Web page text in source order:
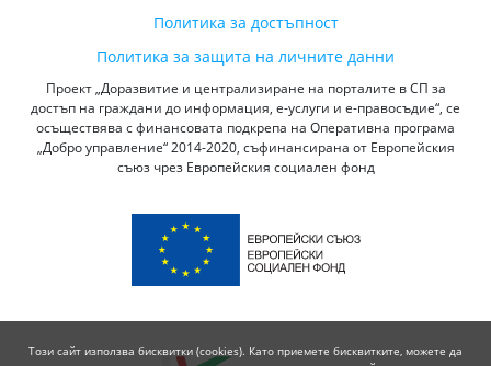
Политика за достъпност
Политика за защита на личните данни
Проект „Доразвитие и централизиране на порталите в СП за
достъп на граждани до информация, е-услуги и е-правосъдие“, се
осъществява с финансовата подкрепа на Оперативна програма
„Добро управление“ 2014-2020, съфинансирана от Европейския
съюз чрез Европейския социален фонд
Този сайт използва бисквитки (cookies). Като приемете бисквитките, можете да